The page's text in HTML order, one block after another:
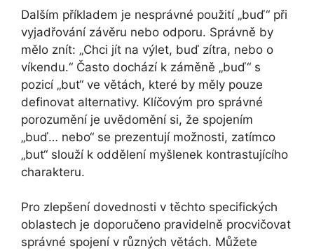
Dalším příkladem je nesprávné použití „buď“ při
vyjadřování závěru nebo odporu. Správně by
mělo znít: „Chci jít na výlet, buď zítra, nebo o
víkendu.“ Často dochází k záměně „buď“ s
pozicí „but“ ve větách, které by měly pouze
definovat alternativy. Klíčovým pro správné
porozumění je uvědomění si, že spojením
„buď… nebo“ se prezentují možnosti, zatímco
„but“ slouží k oddělení myšlenek kontrastujícího
charakteru.
Pro zlepšení dovednosti v těchto specifických
oblastech je doporučeno pravidelně procvičovat
správné spojení v různých větách. Můžete